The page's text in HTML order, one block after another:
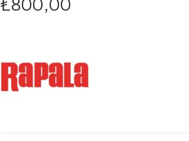
₺800,00